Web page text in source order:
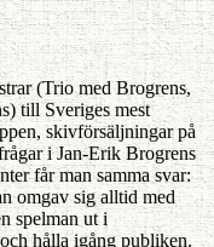
(Trio med Brogrens,
till Sveriges mest
skivförsäljningar på
i Jan-Erik Brogrens
får man samma svar:
omgav sig alltid med
spelman ut i
hålla igång publiken.